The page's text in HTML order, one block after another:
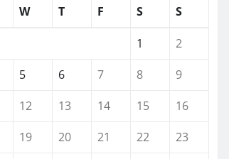
W T F S S
1
2
5 6 7 8
9
12 13 14 15
16
19 20 21 22
23